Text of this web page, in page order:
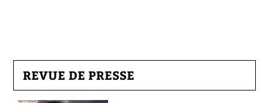
REVUE DE PRESSE